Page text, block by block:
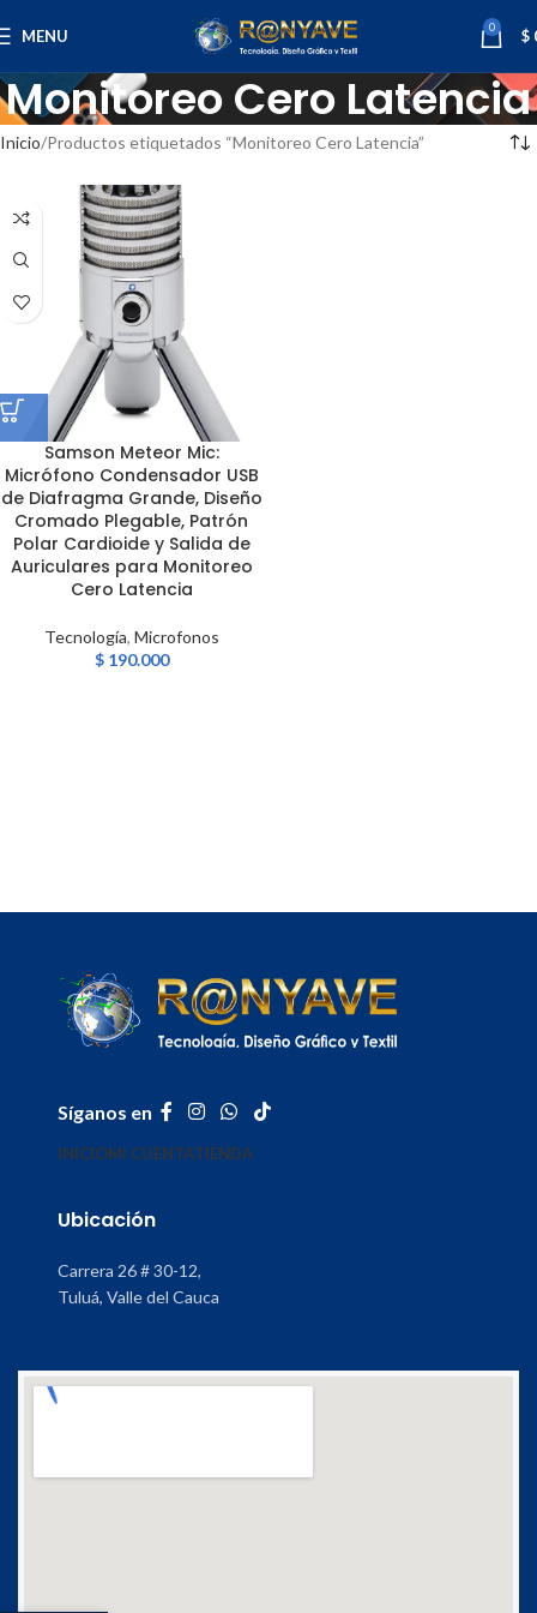
MENU 0 $
Monitoreo Cero Latencia
Inicio Productos etiquetados “Monitoreo Cero Latencia”
Samson Meteor Mic:
Micrófono Condensador USB
de Diafragma Grande, Diseño
Cromado Plegable, Patrón
Polar Cardioide y Salida de
Auriculares para Monitoreo
Cero Latencia
Tecnología, Microfonos
$190.000
Síganos en
INICIOMI CUENTATIENDA
Ubicación
Carrera 26 # 30-12,
Tuluá, Valle del Cauca